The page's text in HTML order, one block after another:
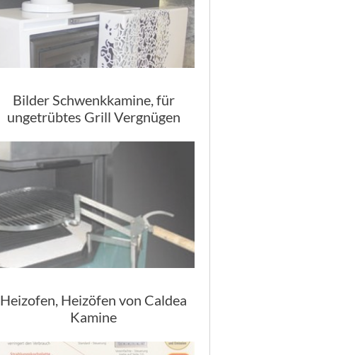
Bilder Schwenkkamine, für
ungetrübtes Grill Vergnügen
Heizofen, Heizöfen von Caldea
Kamine